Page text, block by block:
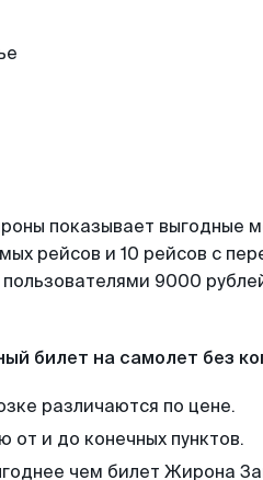
показывает выгодные
рейсов и 10 рейсов с
9000
билет на самолет без
различаются по цене.
и до конечных пунктов.
чем билет Жирона